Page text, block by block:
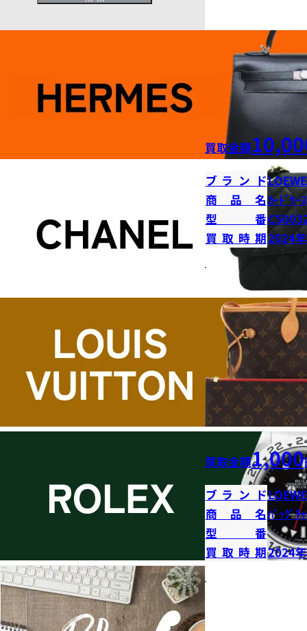
買取金額
ブランドLOEWE
商品名ｶｰﾄﾞｹｰｽ
型番
買取時期2024
買取金額1,000
ブランドLOEWE
商品名ﾊﾞｯｸﾞﾁ
型番
買取時期2024